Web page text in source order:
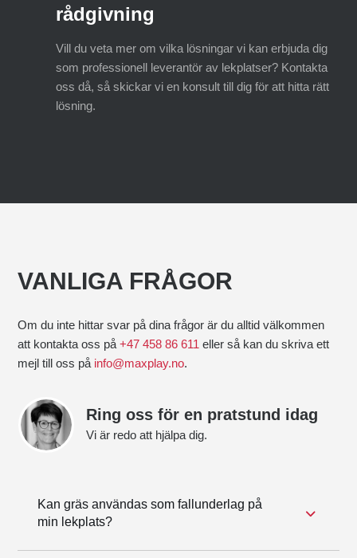
rådgivning
Vill du veta mer om vilka lösningar vi kan erbjuda dig
som professionell leverantör av lekplatser? Kontakta
oss då, så skickar vi en konsult till dig för att hitta rätt
lösning.
VANLIGA FRÅGOR
Om du inte hittar svar på dina frågor är du alltid välkommen
att kontakta oss på+47 458 86 611 eller så kan du skriva ett
mejl till oss på info@maxplay.no.
Ring oss för en pratstund idag
Vi är redo att hjälpa dig.
Kan gräs användas som fallunderlag på
min lekplats?